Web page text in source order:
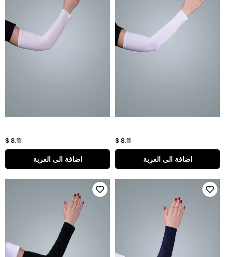
$ 8.11
اضافة الى العربة
$ 8.11
اضافة الى العربة